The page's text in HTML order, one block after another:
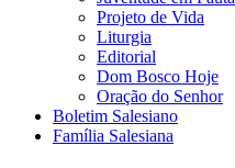
Projeto de Vida
Liturgia
Editorial
Dom Bosco Hoje
Oração do Senhor
Boletim Salesiano
Família Salesiana